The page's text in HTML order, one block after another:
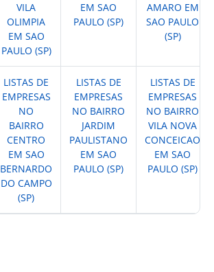
VILA
OLIMPIA
EM SAO
PAULO (SP)
EM SAO
PAULO (SP)
AMARO EM
SAO PAULO
(SP)
LISTAS DE
EMPRESAS
NO
BAIRRO
CENTRO
EM SAO
BERNARDO
DO CAMPO
(SP)
LISTAS DE
EMPRESAS
NO BAIRRO
JARDIM
PAULISTANO
EM SAO
PAULO (SP)
LISTAS DE
EMPRESAS
NO BAIRRO
VILA NOVA
CONCEICAO
EM SAO
PAULO (SP)